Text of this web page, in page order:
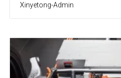
Xinyetong-Admin